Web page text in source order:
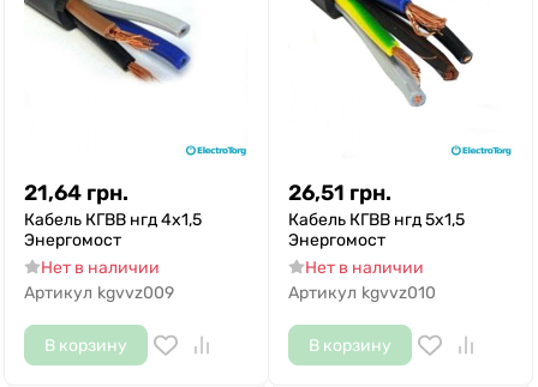
21,64 грн.
Кабель КГВВ нгд 4х1,5
Энергомост
Нет в наличии
Артикул kgvvz009
В корзину
26,51 грн.
Кабель КГВВ нгд 5х1,5
Энергомост
Нет в наличии
Артикул kgvvz010
В корзину